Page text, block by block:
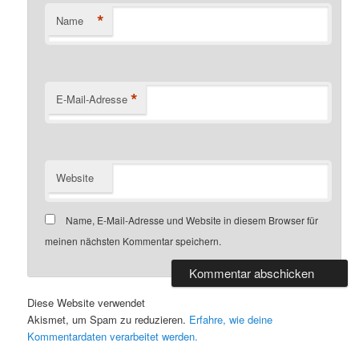
Name *
E-Mail-Adresse *
Website
Name, E-Mail-Adresse und Website in diesem Browser für
meinen nächsten Kommentar speichern.
Diese Website verwendet
Akismet, um Spam zu reduzieren. Erfahre, wie deine
Kommentardaten verarbeitet werden.